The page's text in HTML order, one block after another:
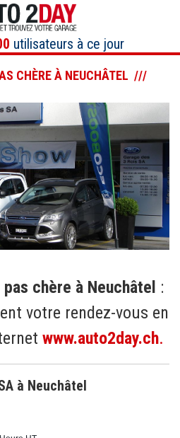
utilisateurs à ce jour
CHÈRE À NEUCHÂTEL
chère à Neuchâtel :
votre rendez-vous en
www.auto2day.ch.
à Neuchâtel